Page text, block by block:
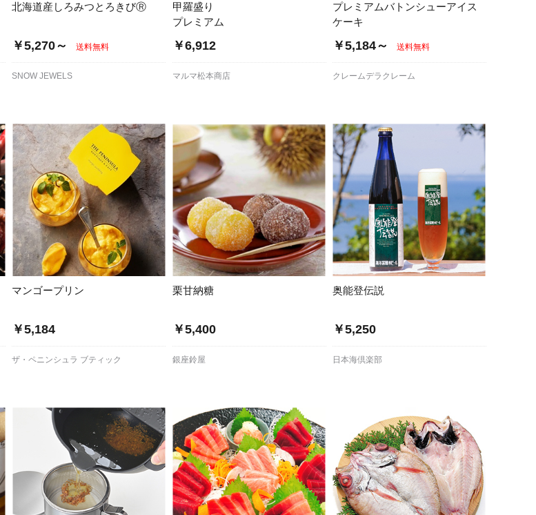
北海道産しろみつとろきびⓇ
￥5,270～ 送料無料
SNOW JEWELS
甲羅盛り
プレミアム
￥6,912
マルマ松本商店
プレミアムバトンシューアイス
ケーキ
￥5,184～ 送料無料
クレームデラクレーム
マンゴープリン
￥5,184
ザ・ペニンシュラ ブティック
栗甘納糖
￥5,400
銀座鈴屋
奥能登伝説
￥5,250
日本海倶楽部